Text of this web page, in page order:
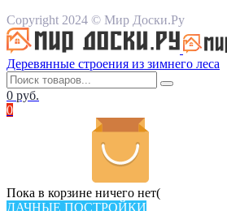
Copyright 2024 © Мир Доски.Ру
Деревянные строения из зимнего леса
0 руб.
0
Пока в корзине ничего нет(
ДАЧНЫЕ ПОСТРОЙКИ